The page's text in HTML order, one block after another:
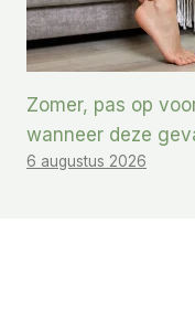
Zomer, pas op
wanneer deze
6 augustus 2026